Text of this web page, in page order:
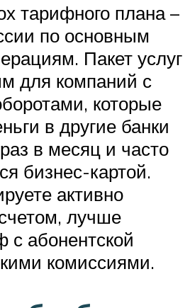
тарифного плана –
по основным
Пакет услуг
для компаний с
которые
в другие банки
в месяц и часто
бизнес-картой.
активно
лучше
с абонентской
комиссиями.